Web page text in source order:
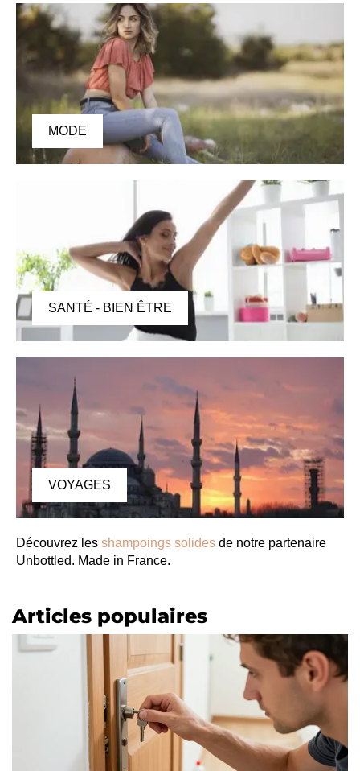
MODE
SANTÉ - BIEN ÊTRE
VOYAGES
Découvrez les shampoings solides de notre partenaire
Unbottled. Made in France.
Articles populaires